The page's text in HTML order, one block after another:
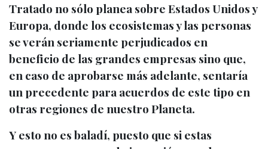
Tratado no sólo planea sobre Estados Unidos y
Europa, donde los ecosistemas y las personas
se verán seriamente perjudicados en
beneficio de las grandes empresas sino que,
en caso de aprobarse más adelante, sentaría
un precedente para acuerdos de este tipo en
otras regiones de nuestro Planeta.
Y esto no es baladí, puesto que si estas